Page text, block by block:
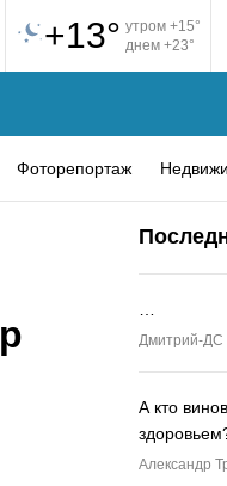
+13° утром +15°
днем +23°
Фоторепортаж
Дмитрий-ДС
А кто
Александр